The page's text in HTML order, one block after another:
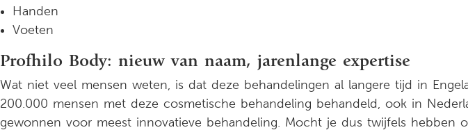
Handen
Voeten
Profhilo Body: nieuw van naam, jarenlange expertise
Wat niet veel mensen weten, is dat deze behandelingen al langere tijd in
200.000 mensen met deze cosmetische behandeling behandeld, ook in
gewonnen voor meest innovatieve behandeling. Mocht je dus twijfels